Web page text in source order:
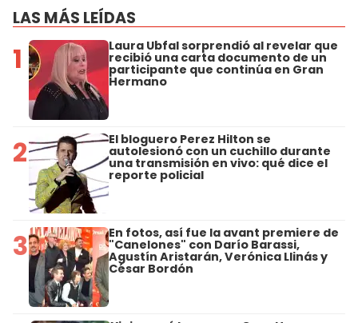
LAS MÁS LEÍDAS
1 Laura Ubfal sorprendió al revelar que
recibió una carta documento de un
participante que continúa en Gran
Hermano
2 El bloguero Perez Hilton se
autolesionó con un cuchillo durante
una transmisión en vivo: qué dice el
reporte policial
3 En fotos, así fue la avant premiere de
"Canelones" con Darío Barassi,
Agustín Aristarán, Verónica Llinás y
César Bordón